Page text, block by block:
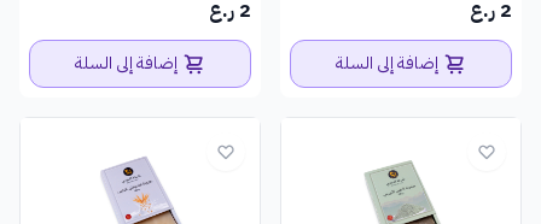
2 ر.ع
إضافة إلى السلة
2 ر.ع
إضافة إلى السلة